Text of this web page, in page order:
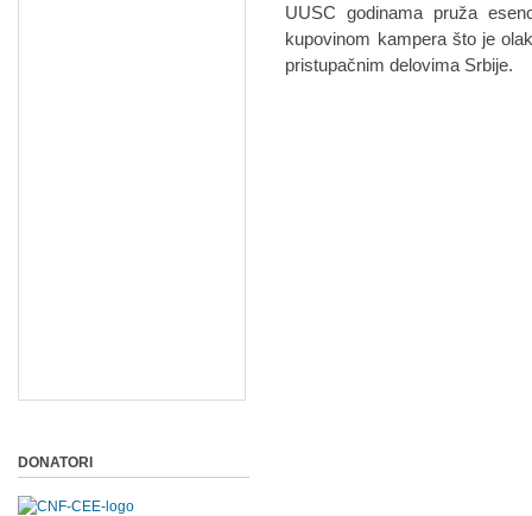
UUSC godinama pruža
kupovinom kampera što je
pristupačnim delovima Srbije.
DONATORI